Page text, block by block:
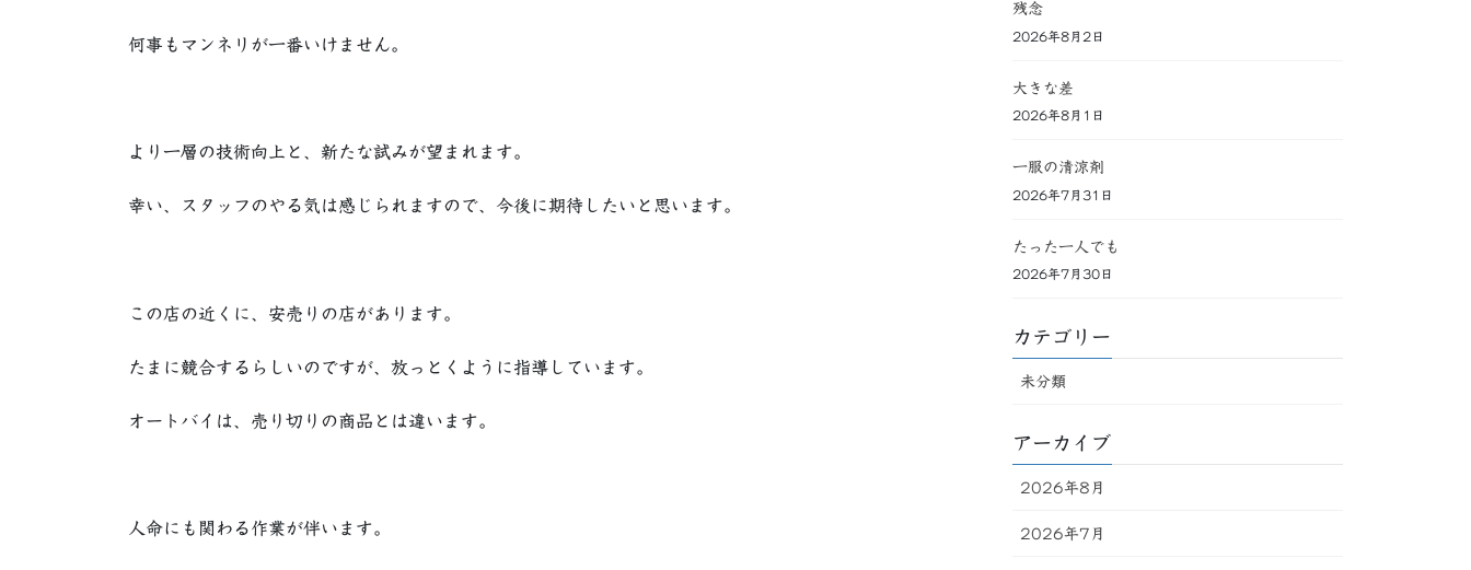
何事もマンネリが一番いけません。
より一層の技術向上と、新たな試みが望まれます。
幸い、スタッフのやる気は感じられますので、今後に期待したいと思います。
この店の近くに、安売りの店があります。
たまに競合するらしいのですが、放っとくように指導しています。
オートバイは、売り切りの商品とは違います。
人命にも関わる作業が伴います。
残念
2026年8月2日
大きな差
2026年8月1日
一服の清涼剤
2026年7月31日
たった一人でも
2026年7月30日
カテゴリー
未分類
アーカイブ
2026年8月
2026年7月